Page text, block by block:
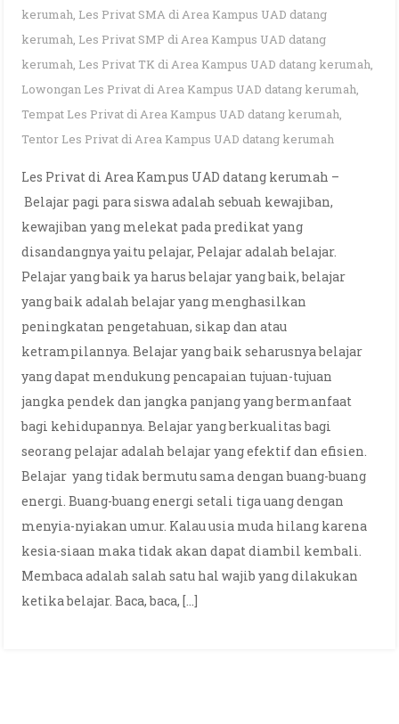
kerumah, Les Privat SMA di Area Kampus UAD datang
kerumah, Les Privat SMP di Area Kampus UAD datang
kerumah, Les Privat TK di Area Kampus UAD datang kerumah,
Lowongan Les Privat di Area Kampus UAD datang kerumah,
Tempat Les Privat di Area Kampus UAD datang kerumah,
Tentor Les Privat di Area Kampus UAD datang kerumah
Les Privat di Area Kampus UAD datang kerumah –
Belajar pagi para siswa adalah sebuah kewajiban,
kewajiban yang melekat pada predikat yang
disandangnya yaitu pelajar, Pelajar adalah belajar.
Pelajar yang baik ya harus belajar yang baik, belajar
yang baik adalah belajar yang menghasilkan
peningkatan pengetahuan, sikap dan atau
ketrampilannya. Belajar yang baik seharusnya belajar
yang dapat mendukung pencapaian tujuan-tujuan
jangka pendek dan jangka panjang yang bermanfaat
bagi kehidupannya. Belajar yang berkualitas bagi
seorang pelajar adalah belajar yang efektif dan efisien.
Belajar yang tidak bermutu sama dengan buang-buang
energi. Buang-buang energi setali tiga uang dengan
menyia-nyiakan umur. Kalau usia muda hilang karena
kesia-siaan maka tidak akan dapat diambil kembali.
Membaca adalah salah satu hal wajib yang dilakukan
ketika belajar. Baca, baca, […]